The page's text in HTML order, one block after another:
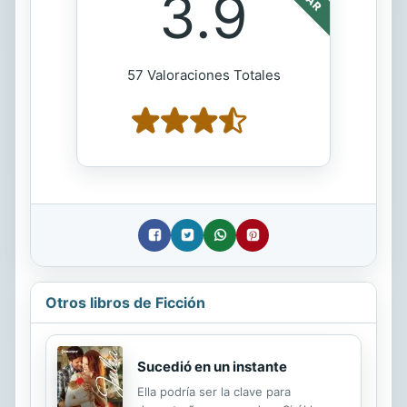
3.9
57 Valoraciones Totales
Otros libros de Ficción
Sucedió en un instante
Ella podría ser la clave para